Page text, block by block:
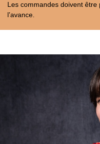
Les commandes doivent
l’avance.